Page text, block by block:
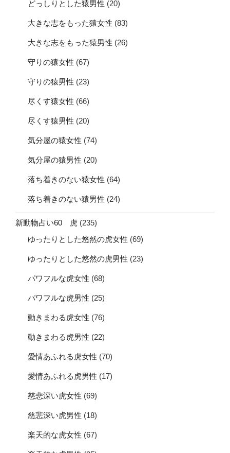
どっしりとした猿男性 (20)
大きな志をもった猿女性 (83)
大きな志をもった猿男性 (26)
守りの猿女性 (67)
守りの猿男性 (23)
尽くす猿女性 (66)
尽くす猿男性 (20)
気分屋の猿女性 (74)
気分屋の猿男性 (20)
落ち着きのない猿女性 (64)
落ち着きのない猿男性 (24)
新動物占い60 虎 (235)
ゆったりとした悠然の虎女性 (69)
ゆったりとした悠然の虎男性 (23)
パワフルな虎女性 (68)
パワフルな虎男性 (25)
動きまわる虎女性 (76)
動きまわる虎男性 (22)
愛情あふれる虎女性 (70)
愛情あふれる虎男性 (17)
慈悲深い虎女性 (69)
慈悲深い虎男性 (18)
楽天的な虎女性 (67)